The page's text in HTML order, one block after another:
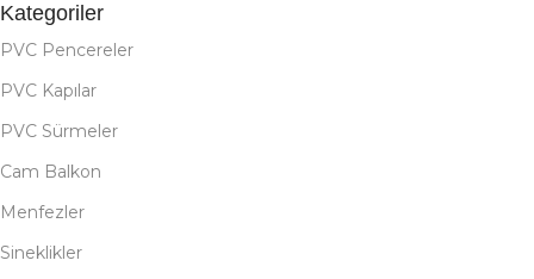
Kategoriler
PVC Pencereler
PVC Kapılar
PVC Sürmeler
Cam Balkon
Menfezler
Sineklikler